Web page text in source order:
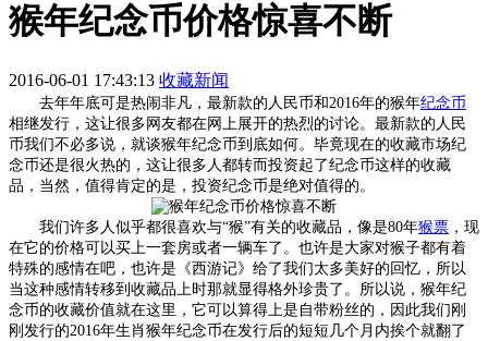
猴年纪念币价格惊喜不断
2016-06-01 17:43:13 收藏新闻
去年年底可是热闹非凡，最新款的人民币和2016年的猴年纪念币
相继发行，这让很多网友都在网上展开的热烈的讨论。最新款的人民
币我们不必多说，就谈猴年纪念币到底如何。毕竟现在的收藏市场纪
念币还是很火热的，这让很多人都转而投资起了纪念币这样的收藏
品，当然，值得肯定的是，投资纪念币是绝对值得的。
我们许多人似乎都很喜欢与“猴”有关的收藏品，像是80年猴票 ，现
在它的价格可以买上一套房或者一辆车了。也许是大家对猴子都有着
特殊的感情在吧，也许是《西游记》给了我们太多美好的回忆，所以
当这种感情转移到收藏品上时那就显得格外珍贵了。所以说，猴年纪
念币的收藏价值就在这里，它可以算得上是自带粉丝的，因此我们刚
刚发行的2016年生肖猴年纪念币在发行后的短短几个月内挨个就翻了